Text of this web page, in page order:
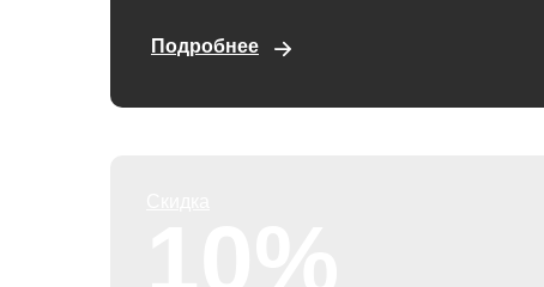
Подробнее